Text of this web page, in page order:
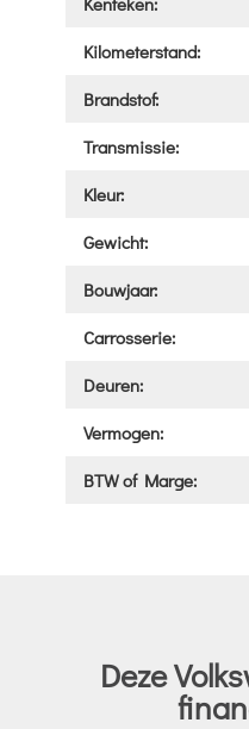
Kilometerstand:
Brandstof:
Transmissie:
Kleur:
Gewicht:
Bouwjaar:
Carrosserie:
Deuren:
Vermogen:
BTW of Marge:
Deze